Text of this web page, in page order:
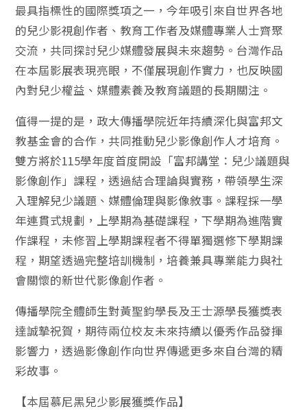
最具指標性的國際獎項之一，今年吸引來自世界各地
的兒少影視創作者、教育工作者及媒體專業人士齊聚
交流，共同探討兒少媒體發展與未來趨勢。台灣作品
在本屆影展表現亮眼，不僅展現創作實力，也反映國
內對兒少權益、媒體素養及教育議題的長期關注。
值得一提的是，政大傳播學院近年持續深化與富邦文
教基金會的合作，共同推動兒少影像創作人才培育。
雙方將於115學年度首度開設「富邦講堂：兒少議題與
影像創作」課程，透過結合理論與實務，帶領學生深
入理解兒少議題、媒體倫理與影像敘事。課程採一學
年連貫式規劃，上學期為基礎課程，下學期為進階實
作課程，未修習上學期課程者不得單獨選修下學期課
程，期望透過完整培訓機制，培養兼具專業能力與社
會關懷的新世代影像創作者。
傳播學院全體師生對黃聖鈞學長及王士源學長獲獎表
達誠摯祝賀，期待兩位校友未來持續以優秀作品發揮
影響力，透過影像創作向世界傳遞更多來自台灣的精
彩故事。
【本屆慕尼黑兒少影展獲獎作品】